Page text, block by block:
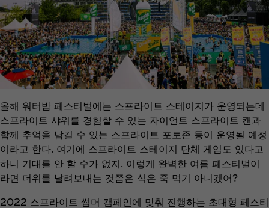
올해 워터밤 페스티벌에는 스프라이트 스테이지가 운영되는데
스프라이트 샤워를 경험할 수 있는 자이언트 스프라이트 캔과
함께 추억을 남길 수 있는 스프라이트 포토존 등이 운영될 예정
이라고 한다. 여기에 스프라이트 스테이지 단체 게임도 있다고
하니 기대를 안 할 수가 없지. 이렇게 완벽한 여름 페스티벌이
라면 더위를 날려보내는 것쯤은 식은 죽 먹기 아니겠어?
2022 스프라이트 썸머 캠페인에 맞춰 진행하는 초대형 페스티